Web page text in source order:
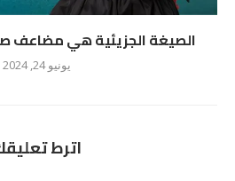
الصيغة الجزيئية هي مضاعف
يونيو 24, 2024
اترط